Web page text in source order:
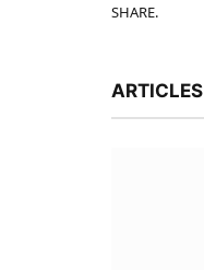
SHARE.
ARTICLES